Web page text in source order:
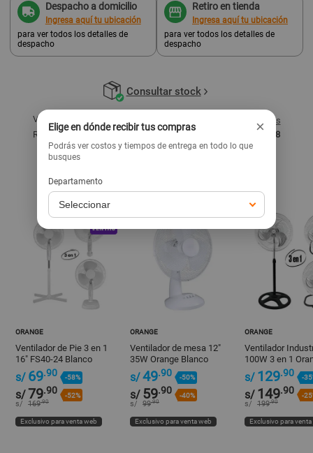
Despacho a domicilio
Ingresa aquí tu ubicación
para ver todos los detalles de
despacho
Retiro en tienda
Ingresa aquí tu ubicación
para ver todos los detalles de
despacho
Consultar stock
Vendido y despachado por:
Ver términos y condiciones
Razón social:
Homecenters Peruanos S.A. - RUC: 20536557858
ORANGE
Ventilador de Pie 3 en 1
16" FS40-24 Blanco
Orange - 3 Velocidades
s/ 69.90 -58%
s/79.90 -52%
s/ 169.90
Exclusivo para venta web
ORANGE
Ventilador de mesa 12"
35W Orange Blanco
s/49.90 -50%
s/ 59.90 -40%
s/ 99.90
Exclusivo para venta web
ORANGE
Ventilador
100W 3 en 1
s/ 129.90 -
s/ 149.90 -
s/ 199.90
Exclusivo para
Elige en dónde recibir tus compras ×
Podrás ver costos y tiempos de entrega en todo lo que
busques
Departamento